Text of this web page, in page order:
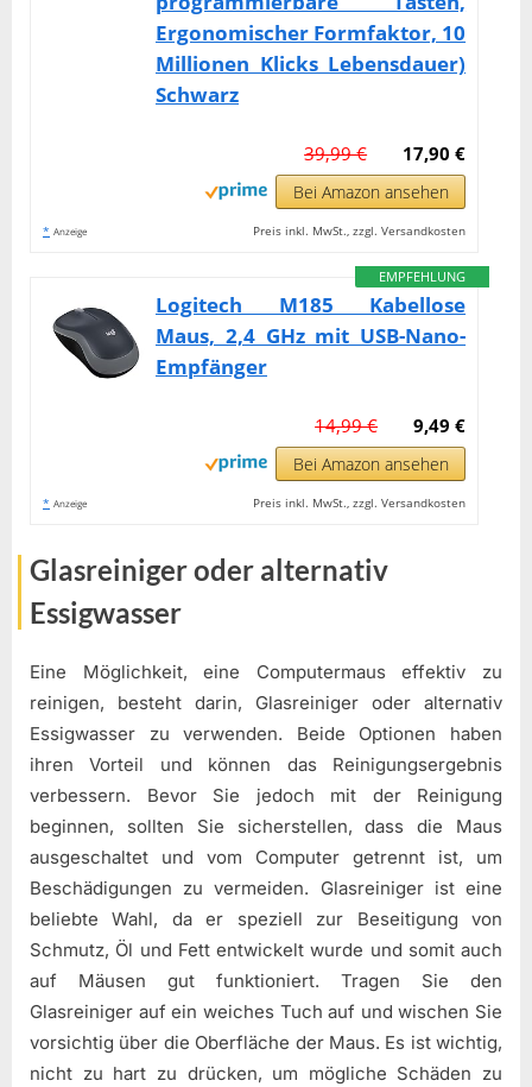
Ergonomischer Formfaktor, 10
Millionen Klicks Lebensdauer)
Schwarz
17,90 €
39,99 €
Bei Amazon ansehen
* Anzeige Preis inkl. MwSt., zzgl. Versandkosten
EMPFEHLUNG
Logitech M185 Kabellose
Maus, 2,4 GHz mit USB-Nano-
Empfänger
9,49 €
14,99 €
Bei Amazon ansehen
* Anzeige Preis inkl. MwSt., zzgl. Versandkosten
Glasreiniger oder alternativ
Essigwasser
Eine Möglichkeit, eine Computermaus effektiv zu
reinigen, besteht darin, Glasreiniger oder alternativ
Essigwasser zu verwenden. Beide Optionen haben
ihren Vorteil und können das Reinigungsergebnis
verbessern. Bevor Sie jedoch mit der Reinigung
beginnen, sollten Sie sicherstellen, dass die Maus
ausgeschaltet und vom Computer getrennt ist, um
Beschädigungen zu vermeiden. Glasreiniger ist eine
beliebte Wahl, da er speziell zur Beseitigung von
Schmutz, Öl und Fett entwickelt wurde und somit auch
auf Mäusen gut funktioniert. Tragen Sie den
Glasreiniger auf ein weiches Tuch auf und wischen Sie
vorsichtig über die Oberfläche der Maus. Es ist wichtig,
nicht zu hart zu drücken, um mögliche Schäden zu